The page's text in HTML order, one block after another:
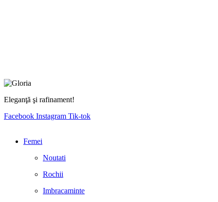
Eleganţă şi rafinament!
Facebook Instagram Tik-tok
Femei
Noutati
Rochii
Imbracaminte